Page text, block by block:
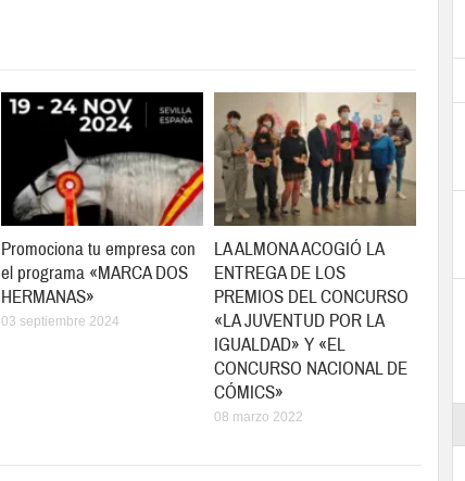
Promociona tu empresa con
el programa «MARCA DOS
HERMANAS»
03 septiembre 2024
LA ALMONA ACOGIÓ LA
ENTREGA DE LOS
PREMIOS DEL CONCURSO
«LA JUVENTUD POR LA
IGUALDAD» Y «EL
CONCURSO NACIONAL DE
CÓMICS»
08 marzo 2022